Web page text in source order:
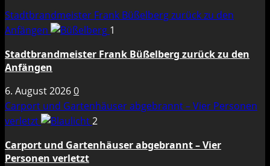
Stadtbrandmeister Frank Büßelberg zurück zu den
Anfängen
1
Stadtbrandmeister Frank Büßelberg zurück zu den
Anfängen
6. August 20260
Carport und Gartenhäuser abgebrannt – Vier Personen
verletzt
2
Carport und Gartenhäuser abgebrannt – Vier
Personen verletzt